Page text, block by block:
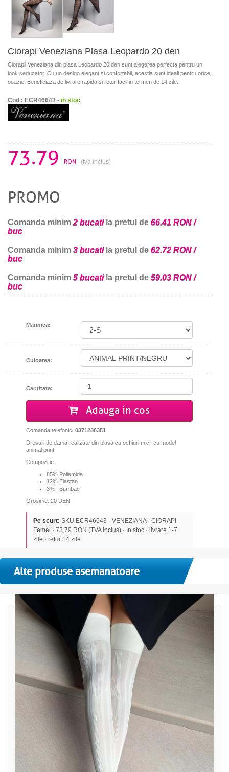
Ciorapi Veneziana Plasa Leopardo 20 den
Ciorapii Veneziana din plasa Leopardo 20 den sunt alegerea perfecta pentru un
look seducator. Cu un design elegant si confortabil, acestia sunt ideali pentru orice
ocazie. Beneficiaza de livrare rapida si retur facil in termen de 14 zile.
Cod : ECR46643 - in stoc
73.79 RON (tva inclus)
PROMO
Comanda minim 2 bucatila pretul de 66.41 RON /
buc
Comanda minim 3 bucatila pretul de 62.72 RON /
buc
Comanda minim 5 bucatila pretul de 59.03 RON /
buc
Marimea:
Culoarea:
Cantitate:
Adauga in cos
Comanda telefonic: 0371236351
Dresuri de dama realizate din plasa cu ochiuri mici, cu model
animal print.
Compozitie:
85% Poliamida
12% Elastan
3% Bumbac
Grosime: 20 DEN
Pe scurt: SKU ECR46643 · VENEZIANA · CIORAPI
Femei · 73,79 RON (TVA inclus) · In stoc · livrare 1-7
zile · retur 14 zile
Alte produse asemanatoare